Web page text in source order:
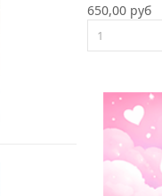
650,00 руб